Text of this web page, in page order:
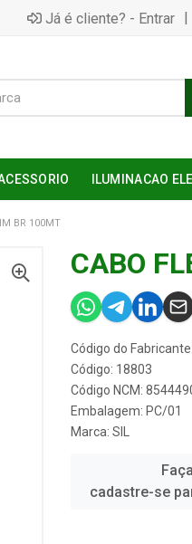
Já é cliente? - Entrar |
ILUMINACAO
BR 100MT
CABO
Código do
Código: 18803
Código NCM:
Embalagem: PC/01
Marca: SIL
cadastre-se